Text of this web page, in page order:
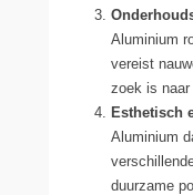
Aluminium
vereist
zoek is naar
Esthetisch
Aluminium
duurzame